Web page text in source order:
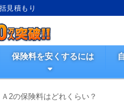
見積もり
保険料を安くするには
2の保険料はどれくらい？